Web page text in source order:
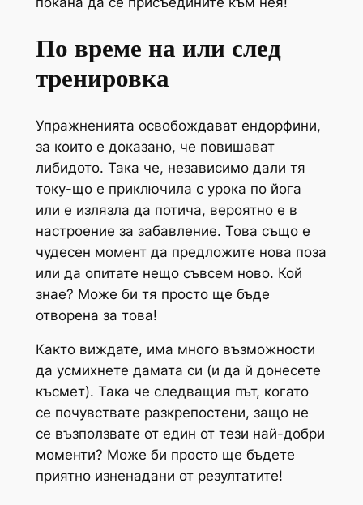
По време на или след
тренировка
Упражненията освобождават ендорфини,
за които е доказано, че повишават
либидото. Така че, независимо дали тя
току-що е приключила с урока по йога
или е излязла да потича, вероятно е в
настроение за забавление. Това също е
чудесен момент да предложите нова поза
или да опитате нещо съвсем ново. Кой
знае? Може би тя просто ще бъде
отворена за това!
Както виждате, има много възможности
да усмихнете дамата си (и да й донесете
късмет). Така че следващия път, когато
се почувствате разкрепостени, защо не
се възползвате от един от тези най-добри
моменти? Може би просто ще бъдете
приятно изненадани от резултатите!